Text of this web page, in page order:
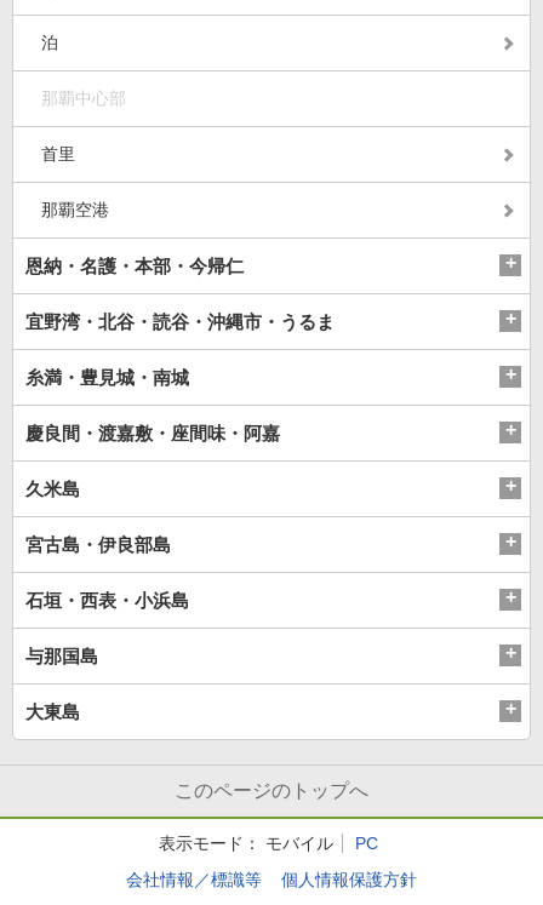
泊
那覇中心部
首里
那覇空港
恩納・名護・本部・今帰仁
宜野湾・北谷・読谷・沖縄市・うるま
糸満・豊見城・南城
慶良間・渡嘉敷・座間味・阿嘉
久米島
宮古島・伊良部島
石垣・西表・小浜島
与那国島
大東島
このページのトップへ
表示モード： モバイル
PC
会社情報／標識等
個人情報保護方針